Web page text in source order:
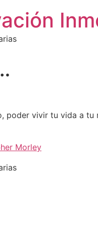
poder vivir tu vida a tu
Morley